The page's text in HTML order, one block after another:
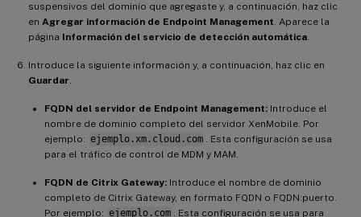
suspensivos del dominio que agregaste y, a continuación, haz clic
en Agregar información de Endpoint Management. Aparece la
página Información del servicio de detección automática.
Introduce la siguiente información y, a continuación, haz clic en
Guardar.
FQDN del servidor de Endpoint Management: Introduce el
nombre de dominio completo del servidor XenMobile. Por
ejemplo: ejemplo.xm.cloud.com . Esta configuración se usa
para el tráfico de control de MDM y MAM.
FQDN de Citrix Gateway: Introduce el nombre de dominio
completo de Citrix Gateway, en formato FQDN o FQDN:puerto.
Por ejemplo: ejemplo.com . Esta configuración se usa para